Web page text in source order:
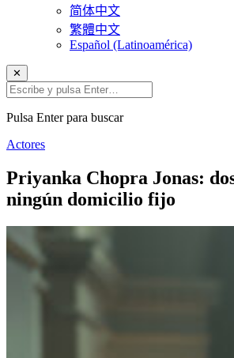
简体中文
繁體中文
Español (Latinoamérica)
✕
Pulsa Enter para buscar
Actores
Priyanka Chopra Jonas:
ningún domicilio fijo